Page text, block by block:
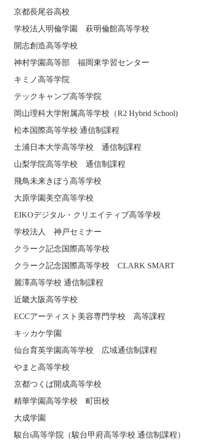
京都長尾谷高校
学校法人明倫学園 萩明倫館高等学校
開志創造高等学校
神村学園高等部 福岡東学習センター
キミノ高等学院
テックキャンプ高等学院
岡山理科大学附属高等学校（R2 Hybrid School)
松本国際高等学校 通信制課程
土浦日本大学高等学校 通信制課程
山梨学院高等学校 通信制課程
飛鳥未来きぼう高等学校
大原学園美空高等学校
EIKOデジタル・クリエイティブ高等学校
学校法人 神戸セミナー
クラーク記念国際高等学校
クラーク記念国際高等学校 CLARK SMART
麗澤高等学校 通信制課程
近畿大阪高等学校
ECCアーティスト美容専門学校 高等課程
キッカケ学園
仙台育英学園高等学校 広域通信制課程
やまと高等学校
京都つくば開成高等学校
精華学園高等学校 町田校
大成学園
駿台i高等学院（駿台甲府高等学校 通信制課程）